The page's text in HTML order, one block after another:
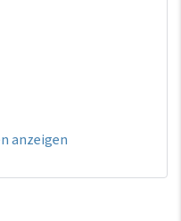
anzeigen